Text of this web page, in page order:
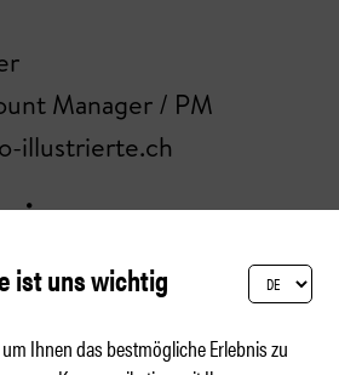
Manager / PM
illustrierte.ch
ist uns wichtig
Ihnen das bestmögliche Erlebnis zu